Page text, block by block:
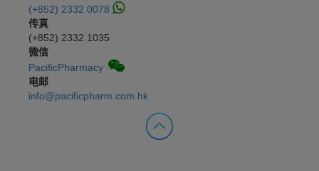
(+852) 2332 0078
传真
(+852) 2332 1035
微信
PacificPharmacy
电邮
info@pacificpharm.com.hk